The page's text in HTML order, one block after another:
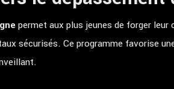
permet aux plus jeunes de forger leur
sécurisés. Ce programme favorise